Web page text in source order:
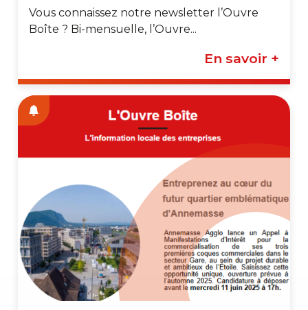
Vous connaissez notre newsletter l’Ouvre
Boîte ? Bi-mensuelle, l’Ouvre...
En savoir +